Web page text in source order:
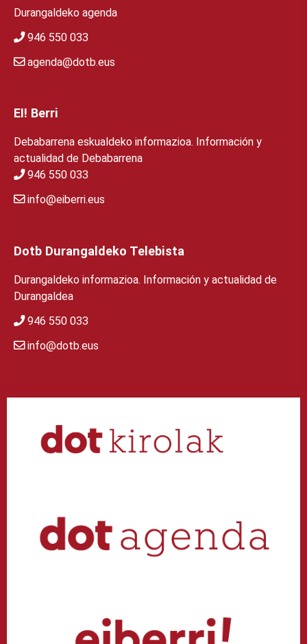
Durangaldeko agenda
946 550 033
agenda@dotb.eus
EI! Berri
Debabarrena eskualdeko informazioa. Información y
actualidad de Debabarrena
946 550 033
info@eiberri.eus
Dotb Durangaldeko Telebista
Durangaldeko informazioa. Información y actualidad de
Durangaldea
946 550 033
info@dotb.eus